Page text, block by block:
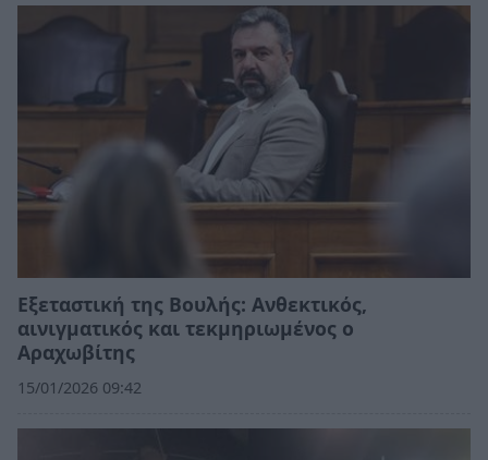
Εξεταστική της Βουλής: Ανθεκτικός,
αινιγματικός και τεκμηριωμένος ο
Αραχωβίτης
15/01/2026 09:42